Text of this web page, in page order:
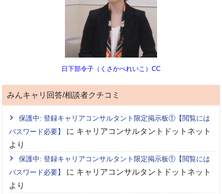
日下部令子（くさかべれいこ）CC
みんキャリ回答/相談者クチコミ
保護中: 登録キャリアコンサルタント限定掲示板①【閲覧には
パスワード必要】
に キャリアコンサルタントドットネット
より
保護中: 登録キャリアコンサルタント限定掲示板①【閲覧には
パスワード必要】
に キャリアコンサルタントドットネット
より